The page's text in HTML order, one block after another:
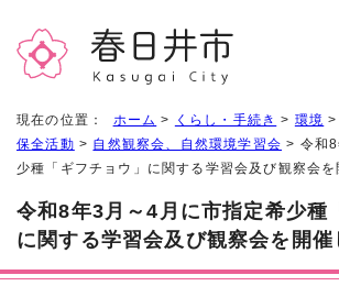
現在の位置： ホーム > くらし・手続き > 環境 >
保全活動 > 自然観察会、自然環境学習会 > 令和
少種「ギフチョウ」に関する学習会及び観察会を
令和8年3月～4月に市指定希少種
に関する学習会及び観察会を開催